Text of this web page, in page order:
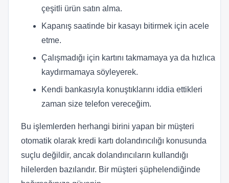
çeşitli ürün satın alma.
Kapanış saatinde bir kasayı bitirmek için acele
etme.
Çalışmadığı için kartını takmamaya ya da hızlıca
kaydırmamaya söyleyerek.
Kendi bankasıyla konuştıklarını iddia ettikleri
zaman size telefon vereceğim.
Bu işlemlerden herhangi birini yapan bir müşteri
otomatik olarak kredi kartı dolandırıcılığı konusunda
suçlu değildir, ancak dolandırıcıların kullandığı
hilelerden bazılarıdır. Bir müşteri şüphelendiğinde